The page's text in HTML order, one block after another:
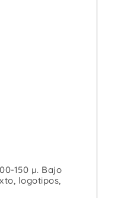
150 µ. Bajo
logotipos,